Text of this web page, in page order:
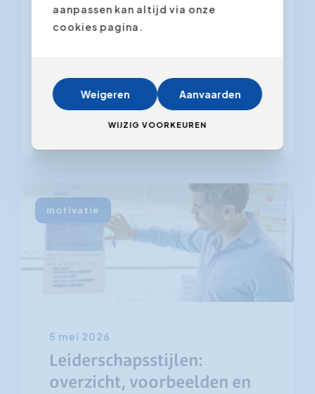
Coachend leidinggeven klinkt goed
wat doe je er concreet mee op een
dinsdagochtend, als er iemand voor je
motivatie
5 mei 2026
Leiderschapsstijlen:
overzicht, voorbeelden en
aanpassen kan altijd via onze
cookies pagina.
Weigeren Aanvaarden
WIJZIG VOORKEUREN